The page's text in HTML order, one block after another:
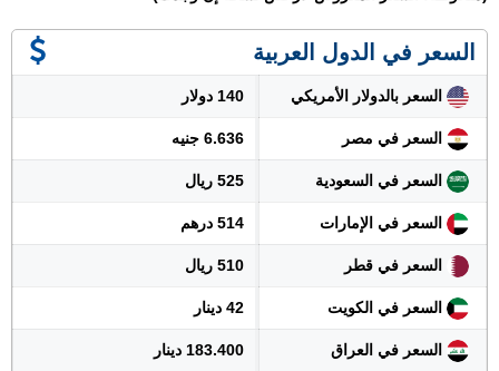
السعر في الدول العربية
السعر بالدولار الأمريكي 140 دولار
السعر في مصر 6.636 جنيه
السعر في السعودية 525 ريال
السعر في الإمارات 514 درهم
السعر في قطر 510 ريال
السعر في الكويت 42 دينار
السعر في العراق 183.400 دينار